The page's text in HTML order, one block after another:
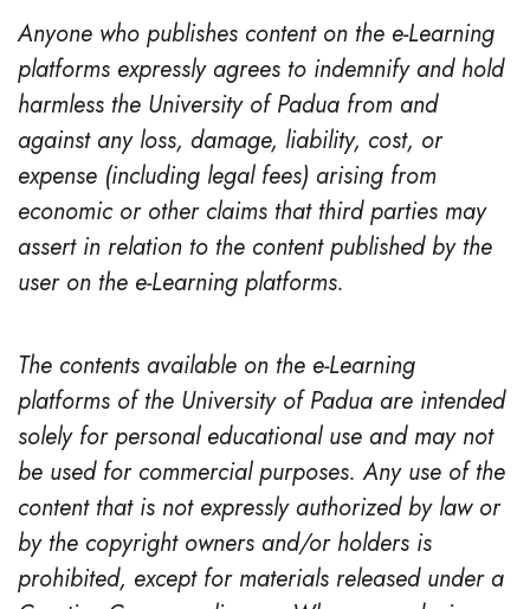
Anyone who publishes content on the e-Learning
platforms expressly agrees to indemnify and hold
harmless the University of Padua from and
against any loss, damage, liability, cost, or
expense (including legal fees) arising from
economic or other claims that third parties may
assert in relation to the content published by the
user on the e-Learning platforms.
The contents available on the e-Learning
platforms of the University of Padua are intended
solely for personal educational use and may not
be used for commercial purposes. Any use of the
content that is not expressly authorized by law or
by the copyright owners and/or holders is
prohibited, except for materials released under a